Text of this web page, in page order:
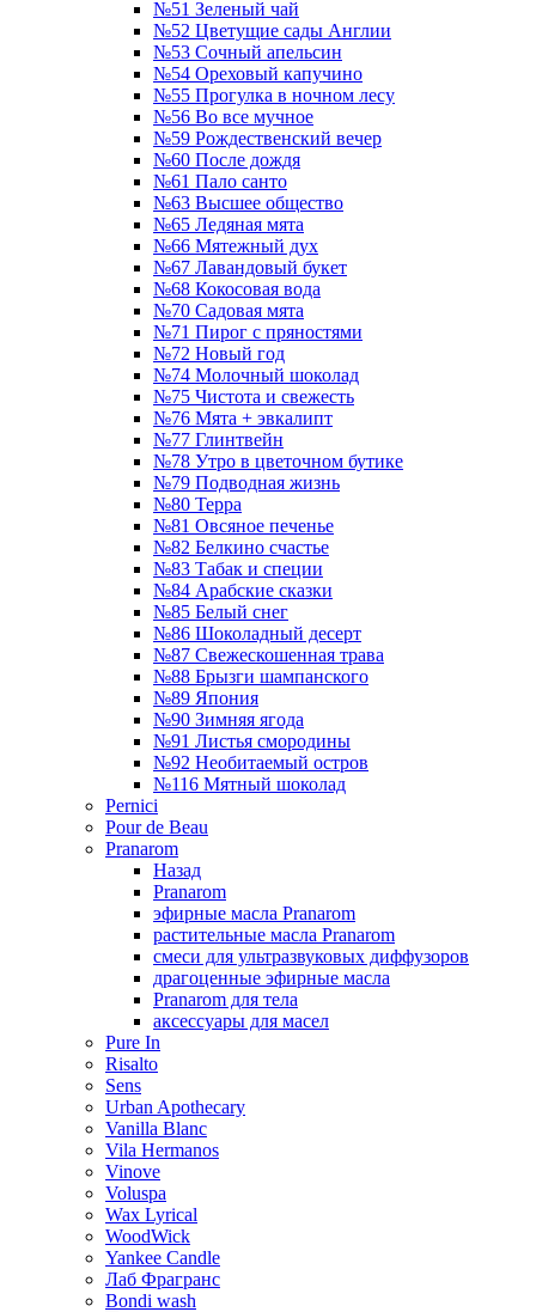
№51 Зеленый чай
№52 Цветущие сады Англии
№53 Сочный апельсин
№54 Ореховый капучино
№55 Прогулка в ночном лесу
№56 Во все мучное
№59 Рождественский вечер
№60 После дождя
№61 Пало санто
№63 Высшее общество
№65 Ледяная мята
№66 Мятежный дух
№67 Лавандовый букет
№68 Кокосовая вода
№70 Садовая мята
№71 Пирог с пряностями
№72 Новый год
№74 Молочный шоколад
№75 Чистота и свежесть
№76 Мята + эвкалипт
№77 Глинтвейн
№78 Утро в цветочном бутике
№79 Подводная жизнь
№80 Терра
№81 Овсяное печенье
№82 Белкино счастье
№83 Табак и специи
№84 Арабские сказки
№85 Белый снег
№86 Шоколадный десерт
№87 Свежескошенная трава
№88 Брызги шампанского
№89 Япония
№90 Зимняя ягода
№91 Листья смородины
№92 Необитаемый остров
№116 Мятный шоколад
Pernici
Pour de Beau
Pranarom
Назад
Pranarom
эфирные масла Pranarom
растительные масла Pranarom
смеси для ультразвуковых диффузоров
драгоценные эфирные масла
Pranarom для тела
аксессуары для масел
Pure In
Risalto
Sens
Urban Apothecary
Vanilla Blanc
Vila Hermanos
Vinove
Voluspa
Wax Lyrical
WoodWick
Yankee Candle
Лаб Фрагранс
Bondi wash